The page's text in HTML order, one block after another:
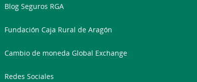
Blog Seguros RGA
Fundación Caja Rural de Aragón
Cambio de moneda Global Exchange
Redes Sociales